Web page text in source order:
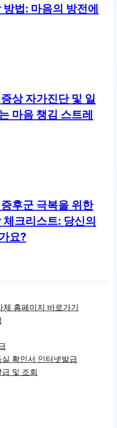
법: 마음의 방전에
상 자가진단 및 일
마음 챙김 스트레
후군 극복을 위한
체크리스트: 당신의
요?
체 홈페이지 바로가기
확인서 인터넷발급
및 조회